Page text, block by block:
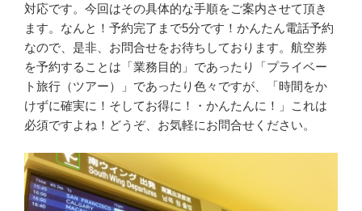
対応です。今回はその具体的な手順をご案内させて頂き
ます。なんと！予約完了まで5分です！かんたん電話予約
なので、是非、お問合せをお待ちしております。航空券
を予約することは「業務目的」であったり「プライベー
ト旅行（ツアー）」であったり色々ですが、「時間をか
けずに確実に！そしてお得に！・かんたんに！」これは
必須ですよね！どうぞ、お気軽にお問合せください。